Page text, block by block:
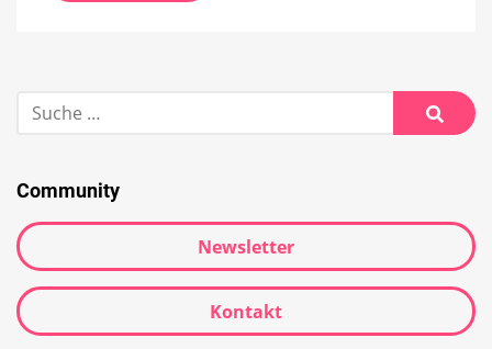
nach:
Suche
Community
Newsletter
Kontakt